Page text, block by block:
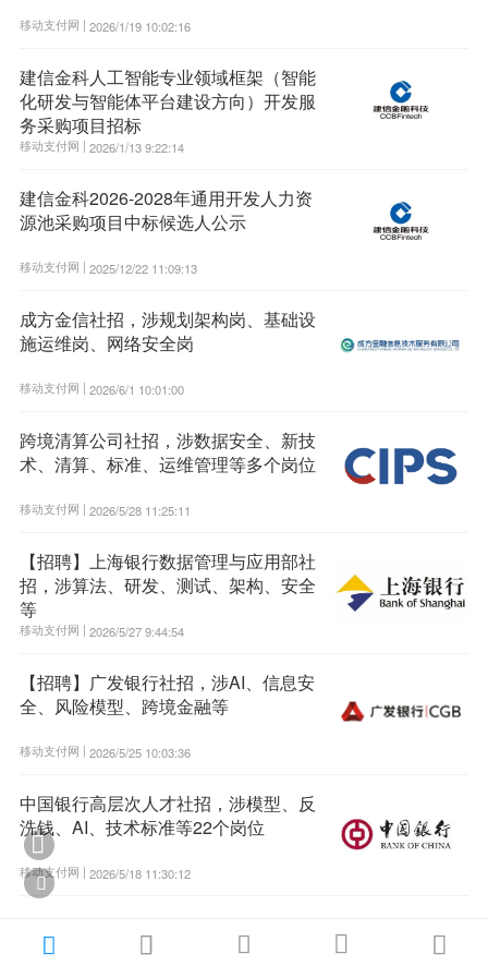
移动支付网 | 2026/1/19 10:02:16
建信金科人工智能专业领域框架（智能
化研发与智能体平台建设方向）开发服
务采购项目招标
移动支付网 | 2026/1/13 9:22:14
建信金科2026-2028年通用开发人力资
源池采购项目中标候选人公示
移动支付网 | 2025/12/22 11:09:13
成方金信社招，涉规划架构岗、基础设
施运维岗、网络安全岗
移动支付网 | 2026/6/1 10:01:00
跨境清算公司社招，涉数据安全、新技
术、清算、标准、运维管理等多个岗位
移动支付网 | 2026/5/28 11:25:11
【招聘】上海银行数据管理与应用部社
招，涉算法、研发、测试、架构、安全
等
移动支付网 | 2026/5/27 9:44:54
【招聘】广发银行社招，涉AI、信息安
全、风险模型、跨境金融等
移动支付网 | 2026/5/25 10:03:36
中国银行高层次人才社招，涉模型、反
洗钱、AI、技术标准等22个岗位
移动支付网 | 2026/5/18 11:30:12
    

